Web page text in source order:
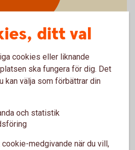
ellerklocka
ditt val
cookies eller liknande
ska fungera för dig. Det
kan välja som förbättrar din
och statistik
medgivande när du vill,